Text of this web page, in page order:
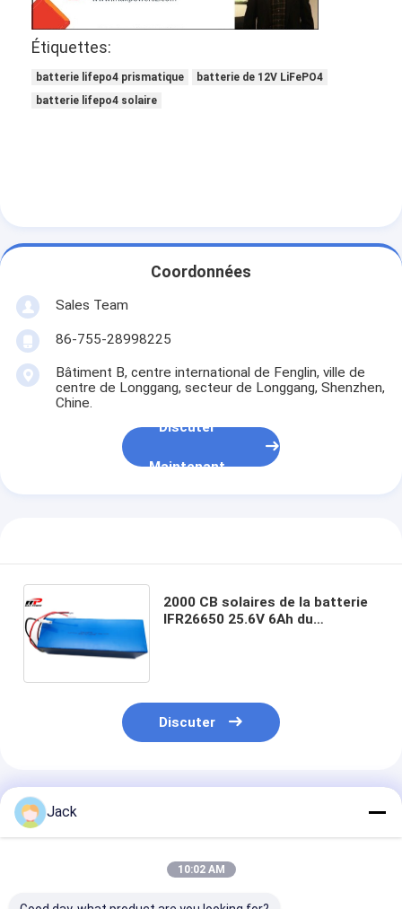
Étiquettes:
batterie lifepo4 prismatique
batterie de 12V LiFePO4
batterie lifepo4 solaire
Coordonnées
Sales Team
86-755-28998225
Bâtiment B, centre international de Fenglin, ville de
centre de Longgang, secteur de Longgang, Shenzhen,
Chine.
Discuter
Maintenant
2000 CB solaires de la batterie
IFR26650 25.6V 6Ah du
Discuter
Produits Recommandés
Jack
10:02 AM